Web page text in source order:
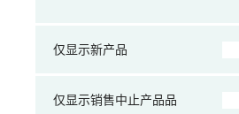
仅显示新产品
仅显示销售中止产品品